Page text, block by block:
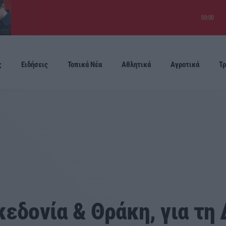
00:00
Ειδήσεις Τοπικά Νέα Αθλητικά Αγροτικά
& Θράκη, για τη